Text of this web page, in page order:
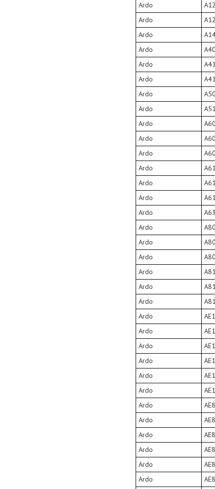
Ardo
Ardo
Ardo
Ardo
Ardo
Ardo
Ardo
Ardo
Ardo
Ardo
Ardo
Ardo
Ardo
Ardo
Ardo
Ardo
Ardo
Ardo
Ardo
Ardo
Ardo
Ardo
Ardo
Ardo
Ardo
Ardo
Ardo
Ardo
Ardo
Ardo
Ardo
Ardo
Ardo